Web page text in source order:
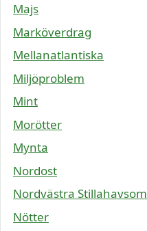
Majs
Marköverdrag
Mellanatlantiska
Miljöproblem
Mint
Morötter
Mynta
Nordost
Nordvästra
Nötter